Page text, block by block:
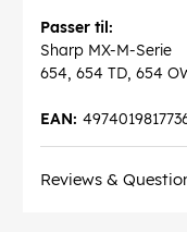
Passer til:
Sharp MX-M-Serie
654, 654 TD, 654
EAN:
Reviews &